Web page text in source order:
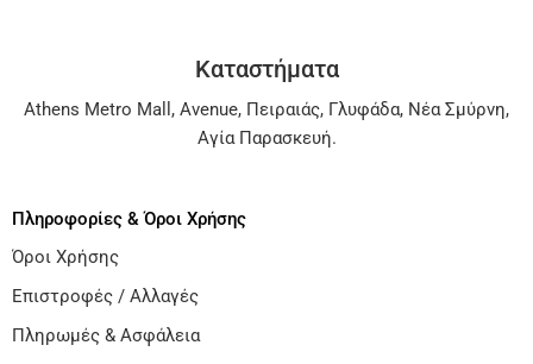
Καταστήματα
Athens Metro Mall , Avenue, Πειραιάς, Γλυφάδα, Νέα Σμύρνη,
Αγία Παρασκευή.
Πληροφορίες & Όροι Χρήσης
Όροι Χρήσης
Επιστροφές / Αλλαγές
Πληρωμές & Ασφάλεια